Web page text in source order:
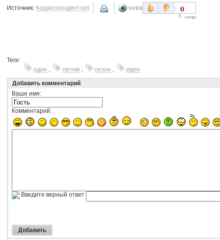
Источник: Корреспондент.net 0
0
Теги:
один
летом сезон
идеи
Добавить комментарий
Ваше имя:
Комментарий:
Введите верный ответ